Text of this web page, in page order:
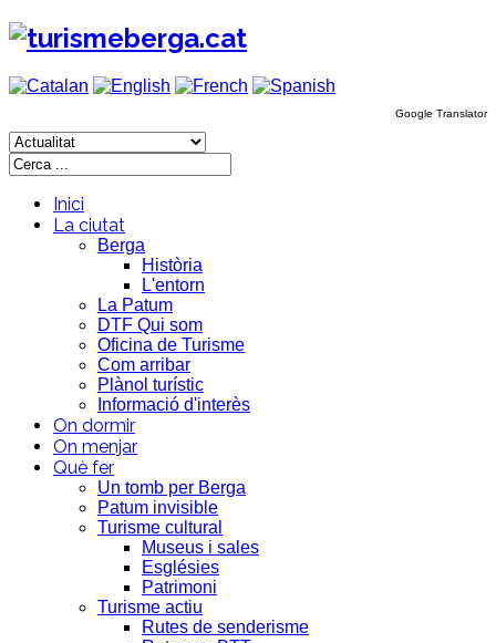
Google Translator
Inici
La ciutat
Berga
Història
L'entorn
La Patum
DTF Qui som
Oficina de Turisme
Com arribar
Plànol turístic
Informació d'interès
On dormir
On menjar
Què fer
Un tomb per Berga
Patum invisible
Turisme cultural
Museus i sales
Esglésies
Patrimoni
Turisme actiu
Rutes de senderisme